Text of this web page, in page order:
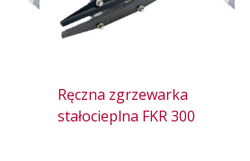
Ręczna zgrzewarka
stałocieplna FKR 300